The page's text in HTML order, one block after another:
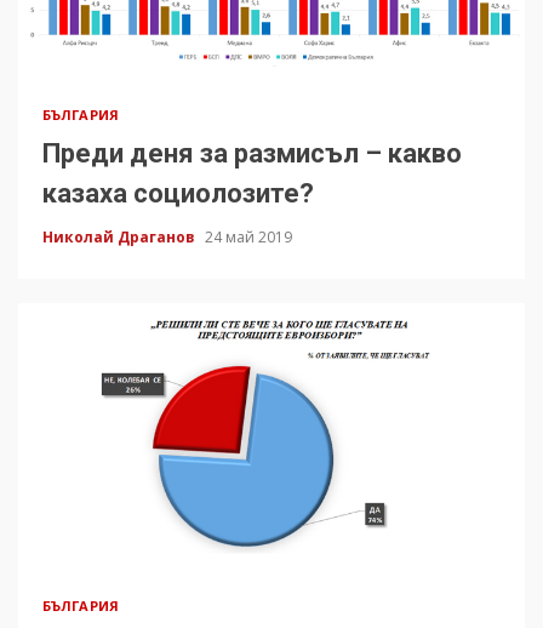
БЪЛГАРИЯ
Преди деня за размисъл – какво
казаха социолозите?
Николай Драганов 24 май 2019
БЪЛГАРИЯ